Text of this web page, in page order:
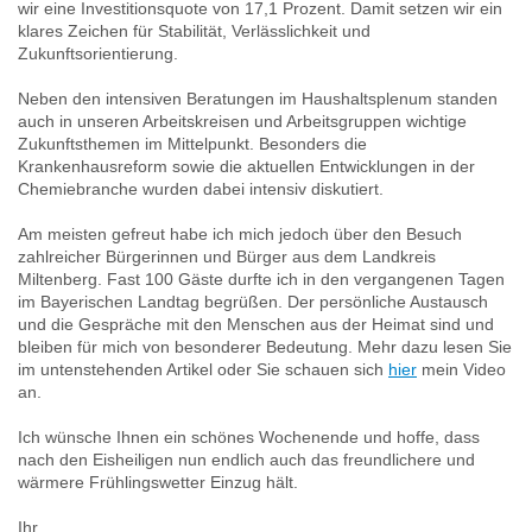
wir eine Investitionsquote von 17,1 Prozent. Damit setzen wir ein
klares Zeichen für Stabilität, Verlässlichkeit und
Zukunftsorientierung.
Neben den intensiven Beratungen im Haushaltsplenum standen
auch in unseren Arbeitskreisen und Arbeitsgruppen wichtige
Zukunftsthemen im Mittelpunkt. Besonders die
Krankenhausreform sowie die aktuellen Entwicklungen in der
Chemiebranche wurden dabei intensiv diskutiert.
Am meisten gefreut habe ich mich jedoch über den Besuch
zahlreicher Bürgerinnen und Bürger aus dem Landkreis
Miltenberg. Fast 100 Gäste durfte ich in den vergangenen Tagen
im Bayerischen Landtag begrüßen. Der persönliche Austausch
und die Gespräche mit den Menschen aus der Heimat sind und
bleiben für mich von besonderer Bedeutung. Mehr dazu lesen Sie
im untenstehenden Artikel oder Sie schauen sich hier mein Video
an.
Ich wünsche Ihnen ein schönes Wochenende und hoffe, dass
nach den Eisheiligen nun endlich auch das freundlichere und
wärmere Frühlingswetter Einzug hält.
Ihr